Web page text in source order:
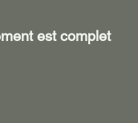
est complet